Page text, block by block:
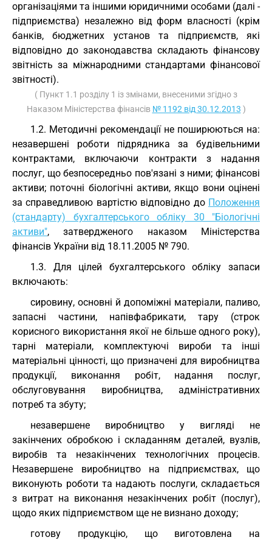
організаціями та іншими юридичними особами (далі -
підприємства) незалежно від форм власності (крім
банків, бюджетних установ та підприємств, які
відповідно до законодавства складають фінансову
звітність за міжнародними стандартами фінансової
звітності).
( Пункт 1.1 розділу 1 із змінами, внесеними згідно з
Наказом Міністерства фінансів № 1192 від 30.12.2013 )
1.2. Методичні рекомендації не поширюються на:
незавершені роботи підрядника за будівельними
контрактами, включаючи контракти з надання
послуг, що безпосередньо пов'язані з ними; фінансові
активи; поточні біологічні активи, якщо вони оцінені
за справедливою вартістю відповідно до Положення
(стандарту) бухгалтерського обліку 30 "Біологічні
активи", затвердженого наказом Міністерства
фінансів України від 18.11.2005 № 790.
1.3. Для цілей бухгалтерського обліку запаси
включають:
сировину, основні й допоміжні матеріали, паливо,
запасні частини, напівфабрикати, тару (строк
корисного використання якої не більше одного року),
тарні матеріали, комплектуючі вироби та інші
матеріальні цінності, що призначені для виробництва
продукції, виконання робіт, надання послуг,
обслуговування виробництва, адміністративних
потреб та збуту;
незавершене виробництво у вигляді не
закінчених обробкою і складанням деталей, вузлів,
виробів та незакінчених технологічних процесів.
Незавершене виробництво на підприємствах, що
виконують роботи та надають послуги, складається
з витрат на виконання незакінчених робіт (послуг),
щодо яких підприємством ще не визнано доходу;
готову продукцію, що виготовлена на